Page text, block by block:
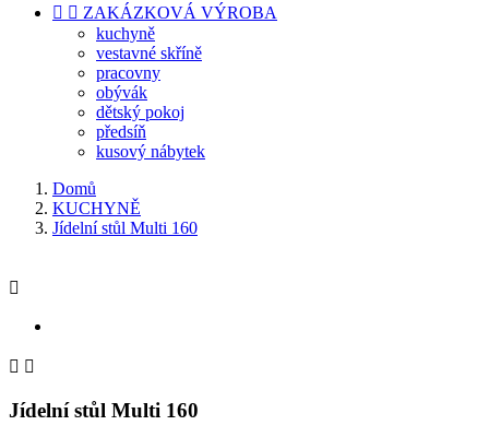
  ZAKÁZKOVÁ VÝROBA
kuchyně
vestavné skříně
pracovny
obývák
dětský pokoj
předsíň
kusový nábytek
Domů
KUCHYNĚ
Jídelní stůl Multi 160

 
Jídelní stůl Multi 160